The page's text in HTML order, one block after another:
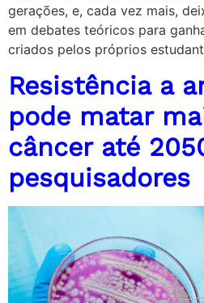
gerações, e, cada vez mais,
em debates teóricos para
criados pelos próprios
Resistência a
pode matar
câncer até
pesquisadores